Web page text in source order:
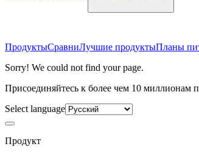
ПродуктыСравниЛучшие продуктыПланы
Sorry! We could not find your page.
Присоединяйтесь к более чем 10 миллионам
Select language
Продукт